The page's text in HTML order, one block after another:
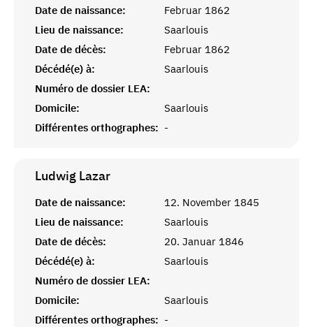
Date de naissance:
Februar 1862
Lieu de naissance:
Saarlouis
Date de décès:
Februar 1862
Décédé(e) à:
Saarlouis
Numéro de dossier LEA:
Domicile:
Saarlouis
Différentes orthographes: -
Ludwig Lazar
Date de naissance:
12. November 1845
Lieu de naissance:
Saarlouis
Date de décès:
20. Januar 1846
Décédé(e) à:
Saarlouis
Numéro de dossier LEA:
Domicile:
Saarlouis
Différentes orthographes: -